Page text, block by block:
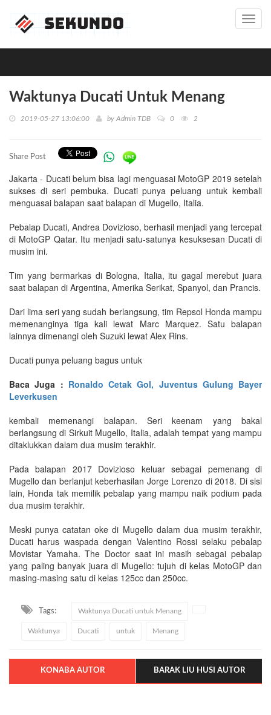
Waktunya Ducati Untuk Menang
2019-05-27 13:06:00 by Admin TDB 0 2
Share Post
Jakarta - Ducati belum bisa lagi menguasai MotoGP 2019 setelah
sukses di seri pembuka. Ducati punya peluang untuk kembali
menguasai balapan saat balapan di Mugello, Italia.
Pebalap Ducati, Andrea Dovizioso, berhasil menjadi yang tercepat
di MotoGP Qatar. Itu menjadi satu-satunya kesuksesan Ducati di
musim ini.
Tim yang bermarkas di Bologna, Italia, itu gagal merebut juara
saat balapan di Argentina, Amerika Serikat, Spanyol, dan Prancis.
Dari lima seri yang sudah berlangsung, tim Repsol Honda mampu
memenanginya tiga kali lewat Marc Marquez. Satu balapan
lainnya dimenangi oleh Suzuki lewat Alex Rins.
Ducati punya peluang bagus untuk
Baca Juga : Ronaldo Cetak Gol, Juventus Gulung Bayer
Leverkusen
kembali memenangi balapan. Seri keenam yang bakal
berlangsung di Sirkuit Mugello, Italia, adalah tempat yang mampu
ditaklukkan dalam dua musim terakhir.
Pada balapan 2017 Dovizioso keluar sebagai pemenang di
Mugello dan berlanjut keberhasilan Jorge Lorenzo di 2018. Di sisi
lain, Honda tak memilik pebalap yang mampu naik podium pada
dua musim terakhir.
Meski punya catatan oke di Mugello dalam dua musim terakhir,
Ducati harus waspada dengan Valentino Rossi selaku pebalap
Movistar Yamaha. The Doctor saat ini masih sebagai pebalap
yang paling banyak juara di Mugello: tujuh di kelas MotoGP dan
masing-masing satu di kelas 125cc dan 250cc.
Tags: Waktunya Ducati untuk Menang
Waktunya Ducati untuk Menang
KONABA AUTOR BARAK LIU HUSI AUTOR